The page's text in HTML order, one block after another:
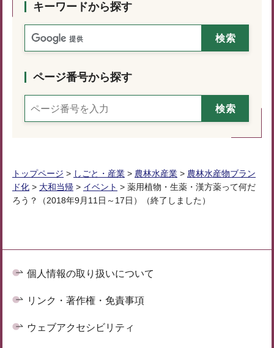
キーワードから探す
ページ番号から探す
トップページ > しごと・産業 > 農林水産業 > 農林水産物ブラン
ド化 > 大和当帰 > イベント > 薬用植物・生薬・漢方薬って何だ
ろう？（2018年9月11日～17日）（終了しました）
個人情報の取り扱いについて
リンク・著作権・免責事項
ウェブアクセシビリティ